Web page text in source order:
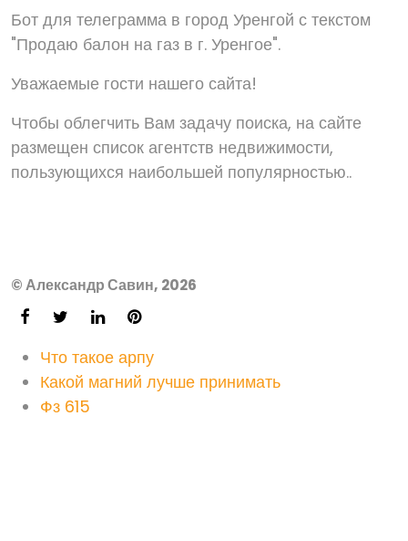
Бот для телеграмма в город Уренгой с текстом
"Продаю балон на газ в г. Уренгое".
Уважаемые гости нашего сайта!
Чтобы облегчить Вам задачу поиска, на сайте
размещен список агентств недвижимости,
пользующихся наибольшей популярностью..
© Александр Савин, 2026
Что такое арпу
Какой магний лучше принимать
Фз 615